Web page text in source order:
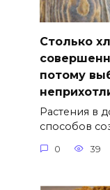
Столько
потому
Растения в
способов
0 39